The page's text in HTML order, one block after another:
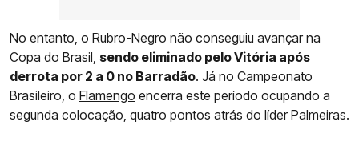
No entanto, o Rubro-Negro não conseguiu avançar na
Copa do Brasil, sendo eliminado pelo Vitória após
derrota por 2 a 0 no Barradão. Já no Campeonato
Brasileiro, o Flamengo encerra este período ocupando a
segunda colocação, quatro pontos atrás do líder Palmeiras.